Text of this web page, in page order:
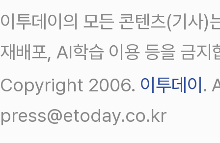
이투데이의 모든 콘텐츠(기사)
재배포, AI학습 이용 등을 금지
Copyright 2006. 이투데이 .
press@etoday.co.kr